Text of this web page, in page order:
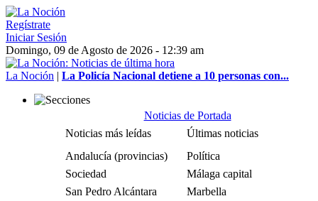
Regístrate
Iniciar Sesión
Domingo, 09 de Agosto de 2026 - 12:39 am
La Noción | La Policía Nacional detiene a 10 personas con...
Noticias de Portada
Noticias más leídas
Últimas noticias
Andalucía (provincias)
Política
Sociedad
Málaga capital
San Pedro Alcántara
Marbella